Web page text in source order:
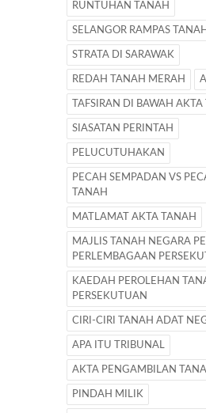
RUNTUHAN TANAH
SELANGOR RAMPAS TANAH
STRATA DI SARAWAK
REDAH TANAH MERAH
TAFSIRAN DI BAWAH AKTA
SIASATAN PERINTAH
PELUCUTUHAKAN
PECAH SEMPADAN VS
TANAH
MATLAMAT AKTA TANAH
MAJLIS TANAH NEGARA
PERLEMBAGAAN
KAEDAH PEROLEHAN
PERSEKUTUAN
CIRI-CIRI TANAH ADAT
APA ITU TRIBUNAL
AKTA PENGAMBILAN
PINDAH MILIK